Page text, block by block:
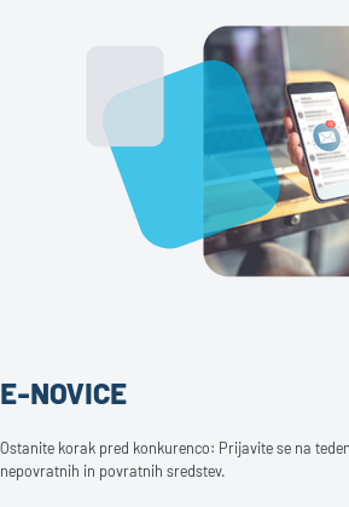
E-NOVICE
Ostanite korak pred konkurenco: Prijavite se na
nepovratnih in povratnih sredstev.